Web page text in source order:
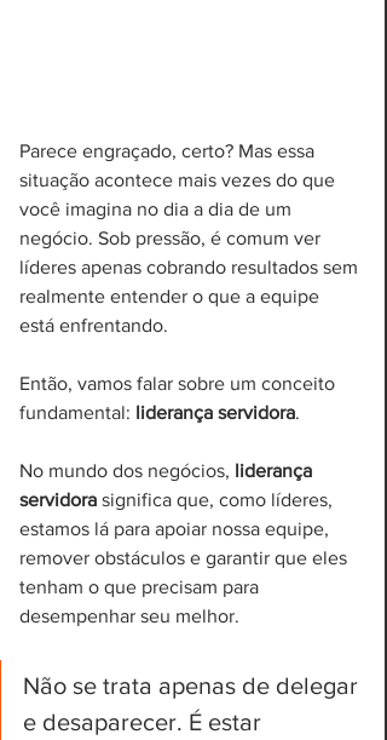
Parece engraçado, certo? Mas essa
situação acontece mais vezes do que
você imagina no dia a dia de um
negócio. Sob pressão, é comum ver
líderes apenas cobrando resultados sem
realmente entender o que a equipe
está enfrentando.
Então, vamos falar sobre um conceito
fundamental: liderança servidora.
No mundo dos negócios, liderança
servidora significa que, como líderes,
estamos lá para apoiar nossa equipe,
remover obstáculos e garantir que eles
tenham o que precisam para
desempenhar seu melhor.
Não se trata apenas de delegar
e desaparecer. É estar